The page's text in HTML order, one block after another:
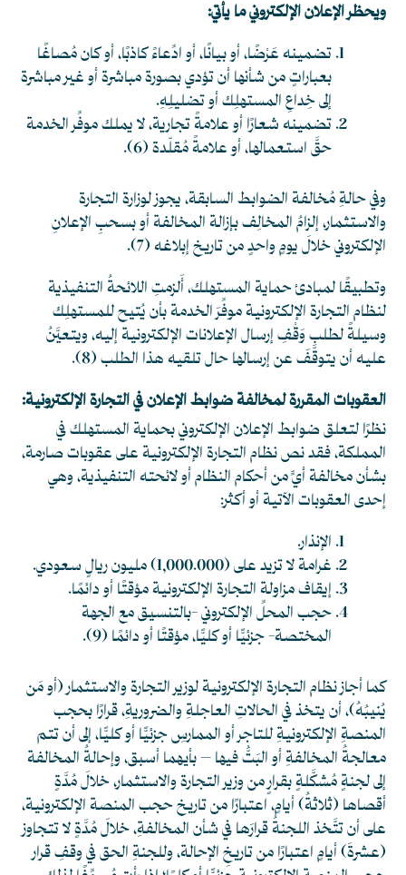
ويحظر الإعلان الإلكتروني ما يأتي:
تضمينه عَرْضًا، أو بيانًا، أو ادِّعاءً كاذبًا، أو كان مُصاغًا
بعباراتٍ من شأنها أن تؤدي بصورة مباشرة أو غير مباشرة
إلى خِداعِ المستهلِك أو تضليلِهِ.
تضمينه شعارًا أو علامةً تجارية، لا يملك موفِّر الخدمة
حقَّ استعمالها، أو علامةً مُقلّدة(6)
.
وفي حالةِ مُخالفة الضوابط السابقة، يجوز لوزارة التجارة
والاستثمار، إلزامُ المخالِف بإزالة المخالفة أو بسحبِ الإعلانِ
الإلكتروني خلالَ يومٍ واحدٍ من تاريخ إبلاغه(7)
.
وتطبيقًا لمبادئ حماية المستهلك، أَلزمتِ اللائحةُ التنفيذية
لنظام التجارة الإلكترونية موفِّرَ الخدمة بأن يُتيح للمستهلِك
وسيلةً لطلب وَقْفِ إرسال الإعلانات الإلكترونية إليه، ويتعيَّنُ
عليه أن يتوقَّفَ عن إرسالها حال تلقيه هذا الطلب(8)
.
العقوبات المقررة لمخالفة ضوابط الإعلان في التجارة الإلكترونية:
نظرًا لتعلق ضوابط الإعلان الإلكتروني بحماية المستهلك في
المملكة، فقد نص نظام التجارة الإلكترونية على عقوبات صارمة،
بشأن مخالفة أيٍّ من أحكام النظام أو لائحته التنفيذية، وهي
إحدى العقوبات الآتية أو أكثر:
الإنذار.
غرامة لا تزيد على (1,000.000) مليون ريالٍ سعودي.
إيقاف مزاولة التجارة الإلكترونية مؤقتًا أو دائمًا.
حجب المحلِّ الإلكتروني -بالتنسيق مع الجهة
المختصة- جزئيًّا أو كليًّا، مؤقتًا أو دائمًا (9)
.
كما أجاز نظام التجارة الإلكترونية لوزير التجارة والاستثمار (أو مَن
يُنيبُهُ)، أن يتخذ في الحالاتِ العاجلةِ والضروريةِ، قرارًا بحجب
المنصةِ الإلكترونيةِ للتاجر أو الممارسِ جزئيًّا أو كليًّا، إلى أن تتم
معالجةُ المخالفةِ أو البَتُّ فيها – بأيهما أسبق، وإحالةُ المخالفة
إلى لجنةٍ مُشكَّلةٍ بقرارٍ من وزير التجارة والاستثمار، خلالَ مُدَّةٍ
أقصاها (ثلاثةُ) أيامٍ، اعتبارًا من تاريخ حجب المنصة الإلكترونية،
على أن تتَّخذ اللجنةُ قرارَها في شأن المخالفةِ، خلالَ مُدَّةٍ لا تتجاوز
(عشرةَ) أيامٍ اعتبارًا من تاريخِ الإحالة، وللجنةِ الحق في وقفِ قرار